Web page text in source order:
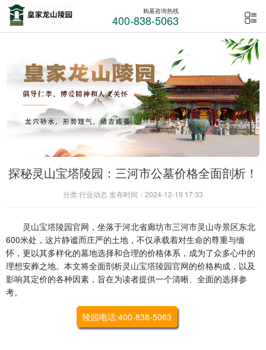
购墓咨询热线
400-838-5063
探秘灵山宝塔陵园：三河市公墓价格全面剖析！
分类:行业动态 发布时间：2024-12-19 17:33
灵山宝塔陵园官网 ，坐落于河北省廊坊市三河市灵山寺景区东北
600米处，这片静谧而庄严的土地，不仅承载着对生命的尊重与缅
怀，更以其多样化的墓地选择和合理的价格体系，成为了众多心中的
理想安葬之地。本文将全面剖析灵山宝塔陵园官网的价格构成，以及
影响其定价的各种因素，旨在为读者提供一个清晰、全面的选择参
考。
陵园电话:400-838-5063